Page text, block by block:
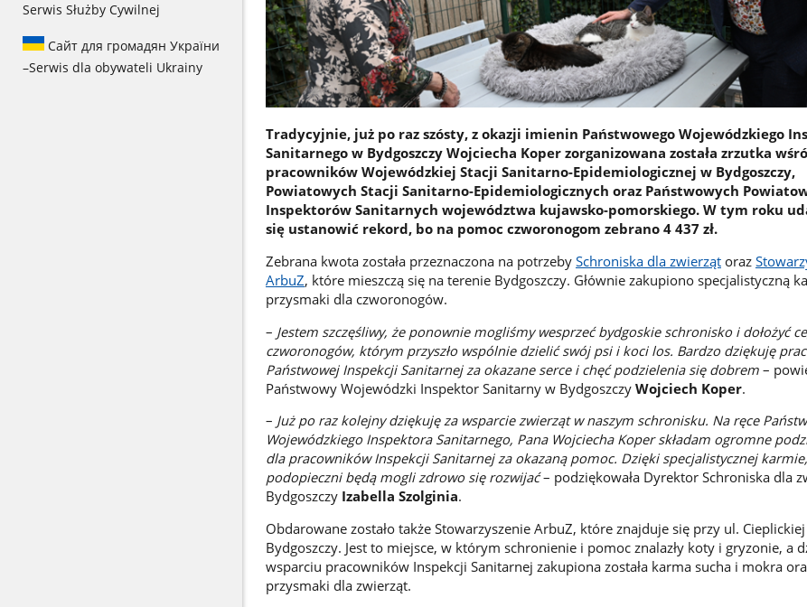
Serwis Służby Cywilnej
Сайт для громадян України
–Serwis dla obywateli Ukrainy
Tradycyjnie, już po raz szósty, z okazji imienin Państwowego Wojewódzkiego
Sanitarnego w Bydgoszczy Wojciecha Koper zorganizowana została zrzutka
pracowników Wojewódzkiej Stacji Sanitarno-Epidemiologicznej w Bydgoszczy,
Powiatowych Stacji Sanitarno-Epidemiologicznych oraz Państwowych
Inspektorów Sanitarnych województwa kujawsko-pomorskiego. W tym roku
się ustanowić rekord, bo na pomoc czworonogom zebrano 4 437 zł.
Zebrana kwota została przeznaczona na potrzeby Schroniska dla zwierzątoraz
ArbuZ, które mieszczą się na terenie Bydgoszczy. Głównie zakupiono specjalistyczną
przysmaki dla czworonogów.
– Jestem szczęśliwy, że ponownie mogliśmy wesprzeć bydgoskie schronisko i dołożyć
czworonogów, którym przyszło wspólnie dzielić swój psi i koci los. Bardzo dziękuję
Państwowej Inspekcji Sanitarnej za okazane serce i chęć podzielenia się dobrem–
Państwowy Wojewódzki Inspektor Sanitarny w Bydgoszczy Wojciech Koper.
– Już po raz kolejny dziękuję za wsparcie zwierząt w naszym schronisku. Na ręce
Wojewódzkiego Inspektora Sanitarnego, Pana Wojciecha Koper składam ogromne
dla pracowników Inspekcji Sanitarnej za okazaną pomoc. Dzięki specjalistycznej
podopieczni będą mogli zdrowo się rozwijać– podziękowała Dyrektor Schroniska dla
Bydgoszczy Izabella Szolginia.
Obdarowane zostało także Stowarzyszenie ArbuZ, które znajduje się przy ul.
Bydgoszczy. Jest to miejsce, w którym schronienie i pomoc znalazły koty i gryzonie, a
wsparciu pracowników Inspekcji Sanitarnej zakupiona została karma sucha i mokra
przysmaki dla zwierząt.